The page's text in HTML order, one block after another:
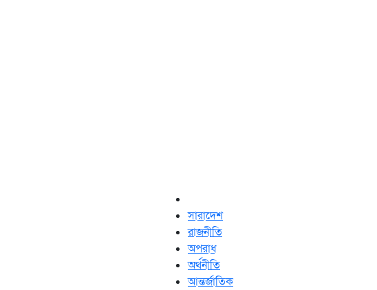
সারাদেশ
রাজনীতি
অপরাধ
অর্থনীতি
আন্তর্জাতিক